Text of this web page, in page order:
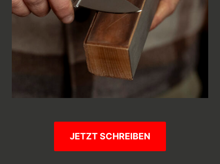
JETZT SCHREIBEN